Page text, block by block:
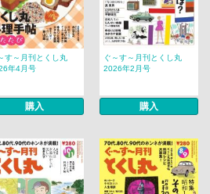
す～月刊とくし丸
年4月号
購入
ぐ～す～月刊とくし丸
2026年2月号
購入